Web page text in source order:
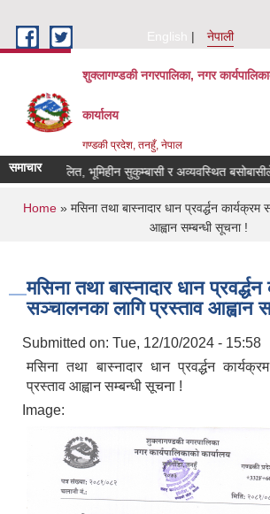
English
नेपाली
शुक्लागण्डकी नगरपालिका, नगर
कार्यालय
गण्डकी प्रदेश, तनहुँ, नेपाल
समाचार
भूमिहीन दलित, भूमिहीन सुकुम्बासी र अव्यवस्थित बसोबासीले
You are here
Home» मसिना तथा बास्नादार धान प्रवर्द्धन कार्यक्रम
आह्वान सम्बन्धी सूचना !
मसिना तथा बास्नादार धान
सञ्चालनका लागि प्रस्ताव आह्वान
Submitted on: Tue, 12/10/2024 - 15:58
मसिना तथा बास्नादार धान प्रवर्द्धन
प्रस्ताव आह्वान सम्बन्धी सूचना !
Image: